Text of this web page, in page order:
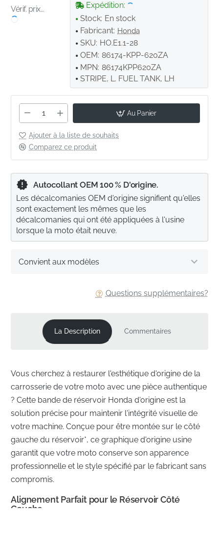
Vérif. prix...
Expédition:
Stock: En stock
Fabricant: Honda
SKU: HO.E1.1-28
OEM: 86174-KPP-620ZA
MPN: 86174KPP620ZA
STRIPE, L. FUEL TANK, LH
Au Panier
Ajouter à la liste de souhaits
Comparez ce produit
Questions supplémentaires?
Convient aux modèles
Autocollant OEM 100 % D'origine.
Les décalcomanies OEM d'origine signifient qu'elles
sont exactement les mêmes que les
décalcomanies qui ont été appliquées à l'usine
lorsque la moto était neuve.
La Description Commentaires
Vous cherchez à restaurer l'esthétique d'origine de la
carrosserie de votre moto avec une pièce authentique
? Cette bande de réservoir Honda d'origine est la
solution précise pour maintenir l'intégrité visuelle de
votre machine. Conçue pour être montée sur le côté
gauche du réservoir*, ce graphique d'origine usine
garantit que votre moto conserve son apparence
professionnelle et le style spécifié par le fabricant sans
compromis.
Alignement Parfait pour le Réservoir Côté
Gauche